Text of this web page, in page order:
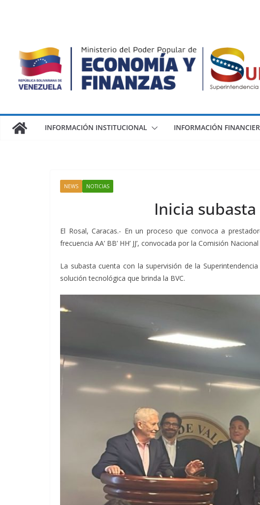
INFORMACIÓN INSTITUCIONAL INFORMACIÓN
NEWS NOTICIAS
Inicia
El Rosal, Caracas.- En un proceso que convoca a
frecuencia AA’ BB’ HH’ JJ’, convocada por la Comisión
La subasta cuenta con la supervisión de la
solución tecnológica que brinda la BVC.